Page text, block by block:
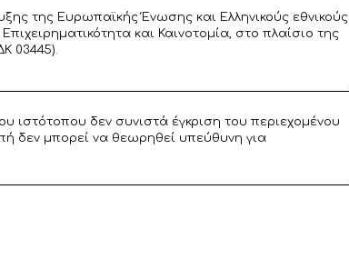
της Ευρωπαϊκής Ένωσης και Ελληνικούς εθνικούς
και Καινοτομία, στο πλαίσιο της
03445).
δεν συνιστά έγκριση του περιεχομένου
δεν μπορεί να θεωρηθεί υπεύθυνη για